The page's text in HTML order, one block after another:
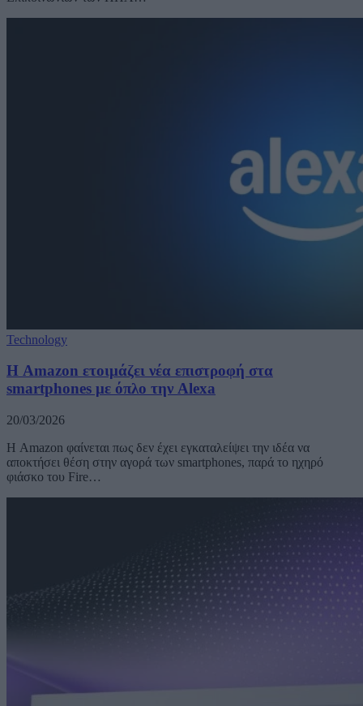
Technology
Η Amazon ετοιμάζει νέα επιστροφή στα
smartphones με όπλο την Alexa
20/03/2026
Η Amazon φαίνεται πως δεν έχει εγκαταλείψει την ιδέα να
αποκτήσει θέση στην αγορά των smartphones, παρά το ηχηρό
φιάσκο του Fire…